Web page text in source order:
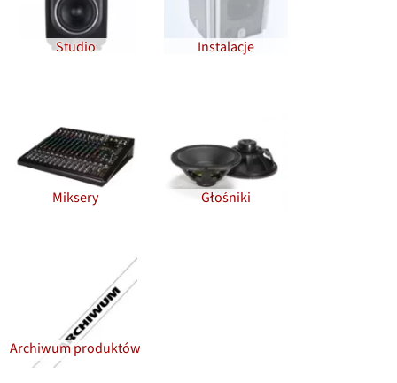
Studio Instalacje
Miksery Głośniki
Archiwum produktów